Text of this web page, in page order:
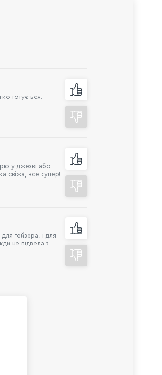
готується.
у джезві або
свіжа, все супер!
гейзера, і для
не підвела з